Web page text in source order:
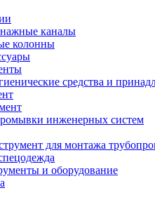
каналы
колонны
средства и
инженерных систем
для монтажа
и оборудование